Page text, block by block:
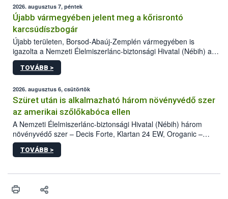
2026. augusztus 7, péntek
Újabb vármegyében jelent meg a kőrisrontó
karcsúdíszbogár
Újabb területen, Borsod-Abaúj-Zemplén vármegyében is
igazolta a Nemzeti Élelmiszerlánc-biztonsági Hivatal (Nébih) a
kőrisrontó karcsúdíszbogár (Agrilus planipennis) jelenlétét. A
kártevőt nem csak színcsapdában találták meg, de már fertőzött
az intenzív felderítést, emellett az intézkedéseket a szlovák
hatósággal is összehangolják a terjedés megállítása érdekében.
TOVÁBB >
2026. augusztus 6, csütörtök
Szüret után is alkalmazható három növényvédő szer
az amerikai szőlőkabóca ellen
A Nemzeti Élelmiszerlánc-biztonsági Hivatal (Nébih) három
növényvédő szer – Decis Forte, Klartan 24 EW, Oroganic –
engedélyokiratát módosította, így azok a szüretet követően,
egészen a vesszőérettség (BBCH 91) stádiumáig
érésű szőlőkben is legyen lehetőség a károsító elleni további
felhasználók számára is elérhető és ökológiai termesztésben is
TOVÁBB >